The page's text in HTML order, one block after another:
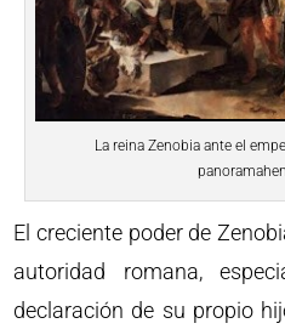
La reina Zenobia ante el
El creciente poder de
autoridad romana,
declaración de su propio